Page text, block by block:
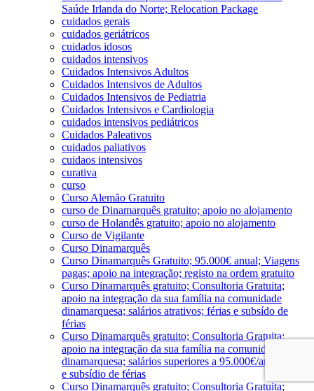
Saúde Irlanda do Norte; Relocation Package
cuidados gerais
cuidados geriátricos
cuidados idosos
cuidados intensivos
Cuidados Intensivos Adultos
Cuidados Intensivos de Adultos
Cuidados Intensivos de Pediatria
Cuidados Intensivos e Cardiologia
cuidados intensivos pediátricos
Cuidados Paleativos
cuidados paliativos
cuidaos intensivos
curativa
curso
Curso Alemão Gratuito
curso de Dinamarquês gratuito; apoio no alojamento
curso de Holandês gratuito; apoio no alojamento
Curso de Vigilante
Curso Dinamarquês
Curso Dinamarquês Gratuito; 95.000€ anual; Viagens
pagas; apoio na integração; registo na ordem gratuito
Curso Dinamarquês gratuito; Consultoria Gratuita;
apoio na integração da sua família na comunidade
dinamarquesa; salários atrativos; férias e subsído de
férias
Curso Dinamarquês gratuito; Consultoria Gratuita;
apoio na integração da sua família na comunidade
dinamarquesa; salários superiores a 95.000€/ano; férias
e subsídio de férias
Curso Dinamarquês gratuito; Consultoria Gratuita;